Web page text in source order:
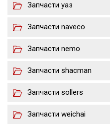
Запчасти уаз
Запчасти naveco
Запчасти nemo
Запчасти shacman
Запчасти sollers
Запчасти weichai